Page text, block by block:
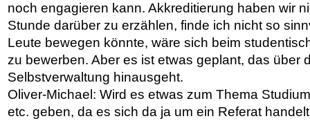
noch engagieren kann. Akkreditierung haben wir
Stunde darüber zu erzählen, finde ich nicht so
Leute bewegen könnte, wäre sich beim
zu bewerben. Aber es ist etwas geplant, das über
Selbstverwaltung hinausgeht.
Oliver-Michael: Wird es etwas zum Thema
etc. geben, da es sich da ja um ein Referat